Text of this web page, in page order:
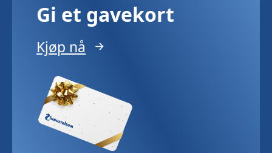
Gi et gavekort
Kjøp nå